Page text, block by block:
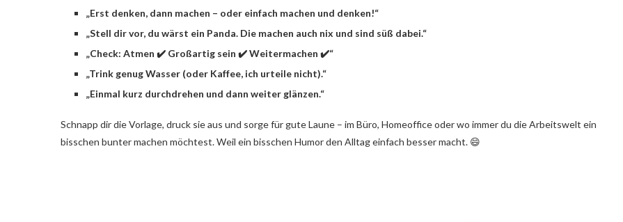
„Erst denken, dann machen – oder einfach machen und denken!“
„Stell dir vor, du wärst ein Panda. Die machen auch nix und sind süß dabei.“
„Check: Atmen ✔️ Großartig sein ✔️ Weitermachen ✔️“
„Trink genug Wasser (oder Kaffee, ich urteile nicht).“
„Einmal kurz durchdrehen und dann weiter glänzen.“
Schnapp dir die Vorlage, druck sie aus und sorge für gute Laune – im Büro, Homeoffice oder wo immer du die Arbeitswelt ein
bisschen bunter machen möchtest. Weil ein bisschen Humor den Alltag einfach besser macht. 😄